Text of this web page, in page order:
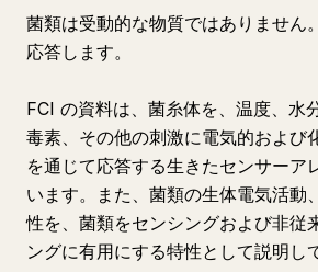
菌類は受動的な物質ではありません
応答します。
FCI の資料は、菌糸体を、温度、水
毒素、その他の刺激に電気的および
を通じて応答する生きたセンサーア
います。また、菌類の生体電気活動
性を、菌類をセンシングおよび非従
ングに有用にする特性として説明し